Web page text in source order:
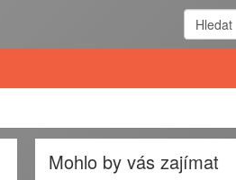
Mohlo by vás zajímat